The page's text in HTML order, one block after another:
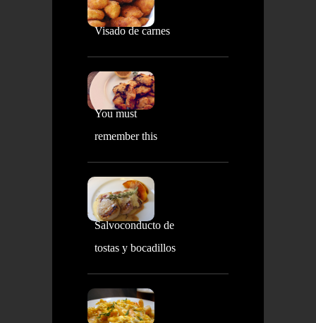
Visado de carnes
You must
remember this
Salvoconducto de
tostas y bocadillos